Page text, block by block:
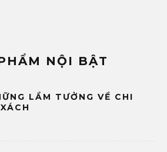
NỘI BẬT
LẦM TƯỞNG VỀ CHI